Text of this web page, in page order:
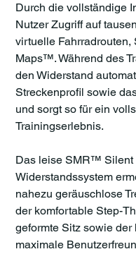
Durch die vollständige
Nutzer Zugriff auf
virtuelle
Maps™. Während des
den Widerstand
Streckenprofil sowie
und sorgt so für ein
Trainingserlebnis.
Das leise SMR™ Silent
Widerstandssystem
nahezu geräuschlose
der komfortable Step-
geformte Sitz sowie
maximale